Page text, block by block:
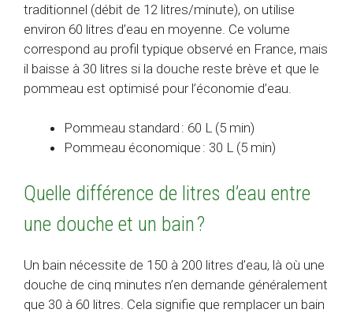
traditionnel (débit de 12 litres/minute), on utilise
environ 60 litres d’eau en moyenne. Ce volume
correspond au profil typique observé en France, mais
il baisse à 30 litres si la douche reste brève et que le
pommeau est optimisé pour l’économie d’eau.
Pommeau standard : 60 L (5 min)
Pommeau économique : 30 L (5 min)
Quelle différence de litres d’eau entre
une douche et un bain ?
Un bain nécessite de 150 à 200 litres d’eau, là où une
douche de cinq minutes n’en demande généralement
que 30 à 60 litres. Cela signifie que remplacer un bain